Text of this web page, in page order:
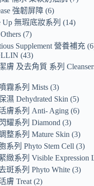
強韌屏障 6
Up 無瑕底妝系列
14
7
Supplement 營養補充 6
43
膚 及去角質 系列
霧系列 Mists 3
濕 Dehydrated Skin
5
膚系列 Anti- Aging 6
耀系列 Diamond 3
整系列 Mature Skin 3
系列 Phyto Stem Cell 3
緻系列 Visible Expression
斑系列 Phyto White 3
膚 Treat 2